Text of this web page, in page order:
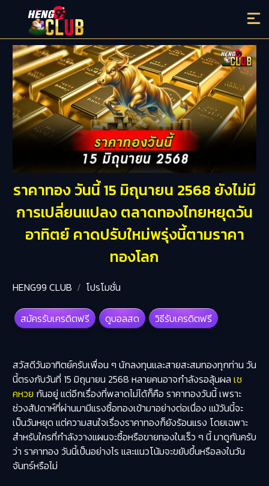
ราคาทอง วันนี้ 15 มิถุนายน 2568 ยังไม่มี
การเปลี่ยนแปลง ตลาดทองไทยหยุดวัน
อาทิตย์ คาดปรับใหม่พรุ่งนี้ตามราคา
ทองโลก
HENG99 CLUB โปรโมชั่น
สมัครรับเครดิตฟรี ดูบอลสด วิธีรับเครดิตฟรี
สวัสดีวันอาทิตย์ครับเพื่อน ๆ นักลงทุนและสายสะสมทองทุกท่าน วัน
นี้ตรงกับวันที่ 15 มิถุนายน 2568 หลายคนอาจกำลังรอลุ้นผล เช
คหวย กันอยู่ แต่อีกเรื่องที่พลาดไม่ได้ก็คือ ราคาทองวันนี้เพราะ
ช่วงสัปดาห์ที่ผ่านมามีแรงซื้อทองเข้ามาอย่างต่อเนื่อง แม้วันนี้จะ
เป็นวันหยุด แต่ความสนใจเรื่องราคาทองก็ยังร้อนแรง โดยเฉพาะ
สำหรับใครที่กำลังวางแผนจะซื้อหรือขายทองในเร็ว ๆ นี้ มาดูกันครับ
ว่า ราคาทอง วันนี้เป็นอย่างไร และแนวโน้มจะขยับขึ้นหรือลงในวัน
จันทร์หรือไม่